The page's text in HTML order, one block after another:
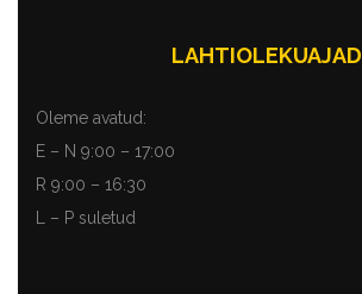
LAHTIOLEKUAJAD
Oleme avatud:
E – N 9:00 – 17:00
R 9:00 – 16:30
L – P suletud